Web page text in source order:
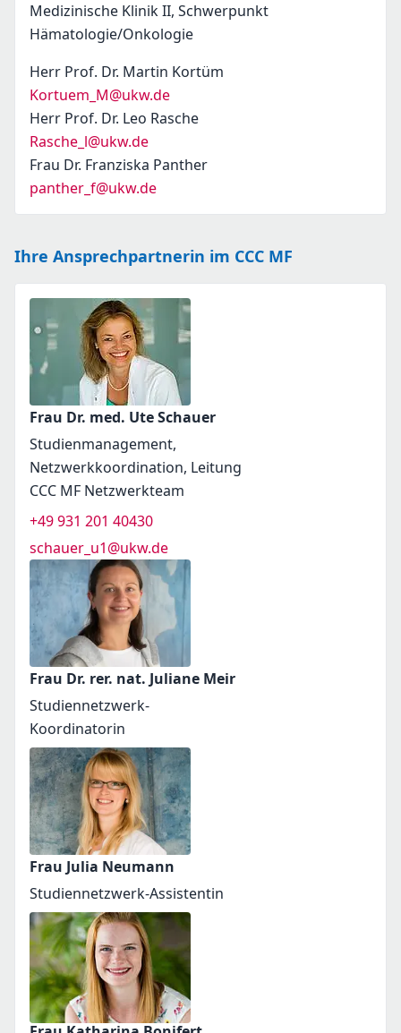
Medizinische Klinik II, Schwerpunkt
Hämatologie/Onkologie
Herr Prof. Dr. Martin Kortüm
Kortuem_M@ukw.de
Herr Prof. Dr. Leo Rasche
Rasche_l@ukw.de
Frau Dr. Franziska Panther
panther_f@ukw.de
Ihre Ansprechpartnerin im CCC MF
Frau Dr. med. Ute Schauer
Studienmanagement,
Netzwerkkoordination, Leitung
CCC MF Netzwerkteam
+49 931 201 40430
schauer_u1@ukw.de
Frau Dr. rer. nat. Juliane Meir
Studiennetzwerk-
Koordinatorin
Frau Julia Neumann
Studiennetzwerk-Assistentin